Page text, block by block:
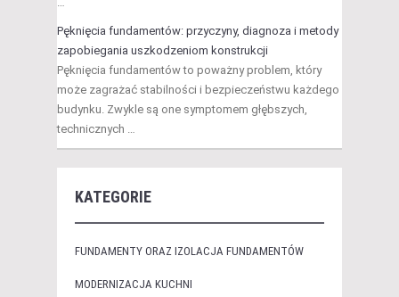
Pęknięcia fundamentów: przyczyny, diagnoza i metody
zapobiegania uszkodzeniom konstrukcji
Pęknięcia fundamentów to poważny problem, który
może zagrażać stabilności i bezpieczeństwu każdego
budynku. Zwykle są one symptomem głębszych,
technicznych …
KATEGORIE
FUNDAMENTY ORAZ IZOLACJA FUNDAMENTÓW
MODERNIZACJA KUCHNI